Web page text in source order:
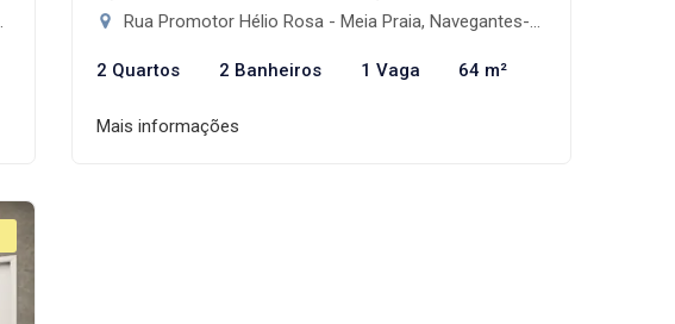
Rua Promotor Hélio Rosa - Meia Praia, Navegantes-SC
2 Quartos 2 Banheiros 1 Vaga 64 m²
Mais informações